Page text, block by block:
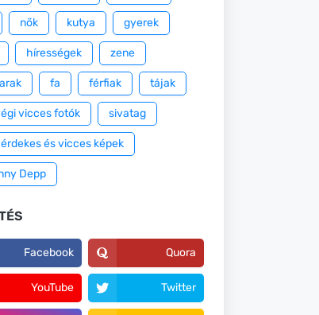
nők kutya gyerek
hírességek zene
fa férfiak tájak
vicces fotók sivatag
és vicces képek
Depp
Facebook Quora
YouTube Twitter